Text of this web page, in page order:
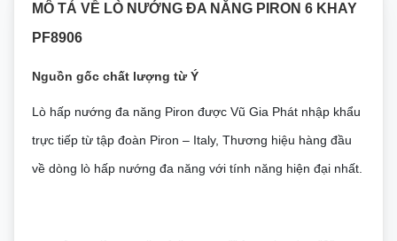
MÔ TẢ VỀ LÒ NƯỚNG ĐA NĂNG PIRON 6 KHAY
PF8906
Nguồn gốc chất lượng từ Ý
Lò hấp nướng đa năng Piron được Vũ Gia Phát nhập khẩu
trực tiếp từ tập đoàn Piron – Italy, Thương hiệu hàng đầu
về dòng lò hấp nướng đa năng với tính năng hiện đại nhất.